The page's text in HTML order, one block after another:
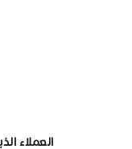
العملاء